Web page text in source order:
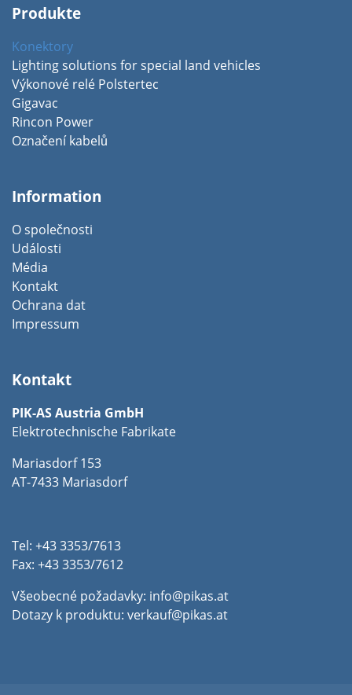
Produkte
Konektory
Lighting solutions for special land vehicles
Výkonové relé Polstertec
Gigavac
Rincon Power
Označení kabelů
Information
O společnosti
Události
Média
Kontakt
Ochrana dat
Impressum
Kontakt
PIK-AS Austria GmbH
Elektrotechnische Fabrikate
Mariasdorf 153
AT-7433 Mariasdorf
Tel: +43 3353/7613
Fax: +43 3353/7612
Všeobecné požadavky: info@pikas.at
Dotazy k produktu: verkauf@pikas.at